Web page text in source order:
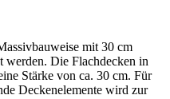
mit 30 cm
werden. Die Flachdecken in
Stärke von ca. 30 cm. Für
Deckenelemente wird zur